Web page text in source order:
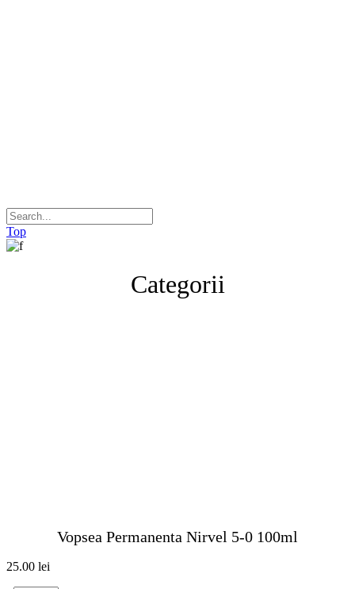
Top
Categorii
Vopsea Permanenta Nirvel 5-0 100ml
25.00 lei